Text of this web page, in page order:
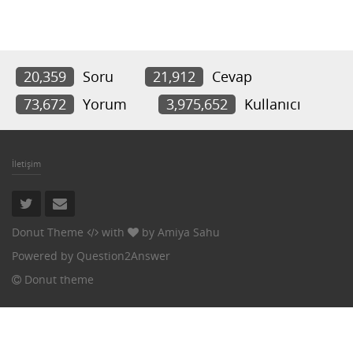
20,359 Soru 21,912
Cevap
73,672
Yorum 3,975,652 Kullanıcı
İletişim
Donut Theme with by Amiya Sahu
Powered by Question2Answer
Donut theme